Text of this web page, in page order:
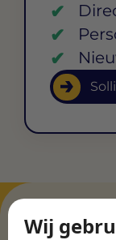
Wij